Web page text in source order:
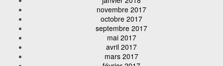
novembre 2017
octobre 2017
septembre 2017
mai 2017
avril 2017
mars 2017